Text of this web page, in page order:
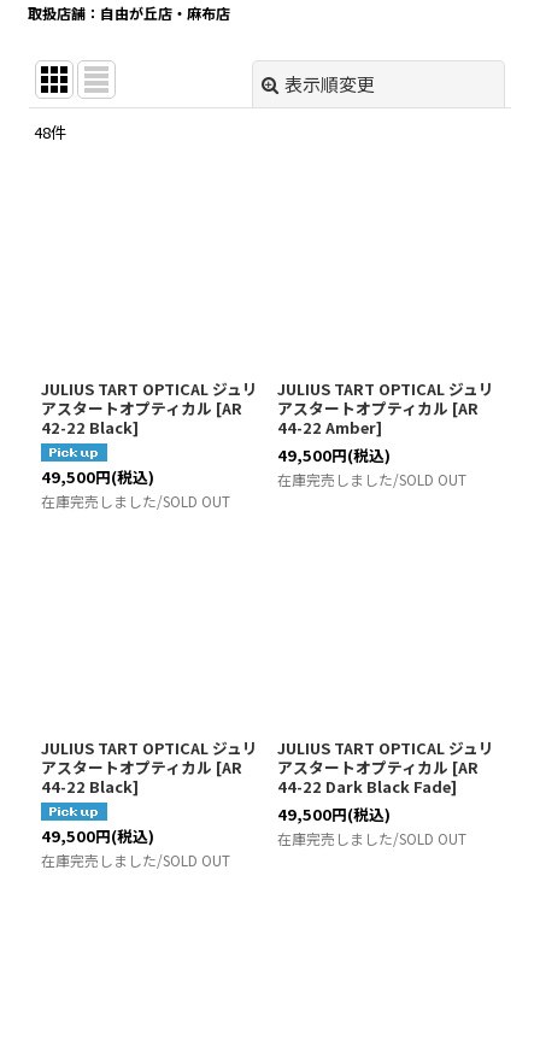
取扱店舗：自由が丘店・麻布店
表示順変更
48件
JULIUS TART OPTICAL ジュリ
アスタートオプティカル [AR
42-22 Black]
49,500円(税込)
在庫完売しました/SOLD OUT
JULIUS TART OPTICAL ジュリ
アスタートオプティカル [AR
44-22 Amber]
49,500円(税込)
在庫完売しました/SOLD OUT
JULIUS TART OPTICAL ジュリ
アスタートオプティカル [AR
44-22 Black]
49,500円(税込)
在庫完売しました/SOLD OUT
JULIUS TART OPTICAL ジュリ
アスタートオプティカル [AR
44-22 Dark Black Fade]
49,500円(税込)
在庫完売しました/SOLD OUT